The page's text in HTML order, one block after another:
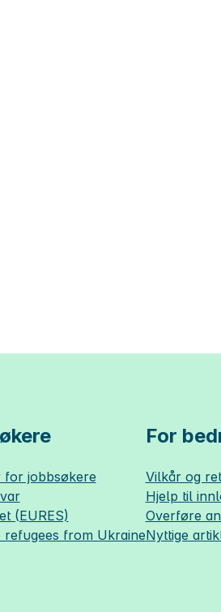
for jobbsøkere
(EURES)
from Ukraine
For
Vilkår og
Hjelp til
Overføre
Nyttige